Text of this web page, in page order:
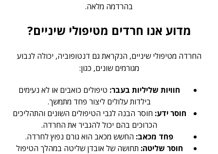
בהרדמה מלאה.
מדוע אנו חרדים מטיפולי שיניים?
החרדה מטיפולי שיניים, הנקראת גם דנטופוביה, יכולה לנבוע
מגורמים שונים, כגון:
חוויות שליליות בעבר: טיפולים כואבים או לא נעימים
בילדות עלולים ליצור פחד מתמשך.
חוסר ידע: חוסר הבנה לגבי הטיפולים השונים והתהליכים
הכרוכים בהם יכול להגביר את החרדה.
פחד מכאב: החשש מכאב הוא גורם נפוץ לחרדה.
חוסר שליטה: תחושה של אובדן שליטה במהלך הטיפול